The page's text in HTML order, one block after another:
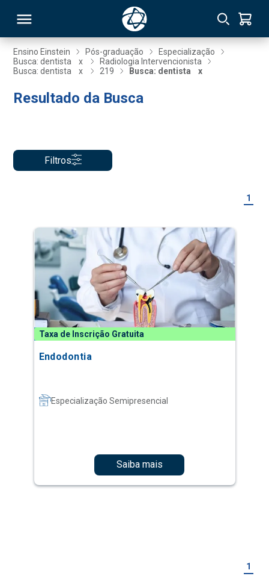
Ensino Einstein Pós-graduação
Especialização
Busca: dentista
x
Radiologia Intervencionista
Busca: dentista
x 219 Busca: dentista x
Resultado da Busca
Filtros
1
Taxa de Inscrição Gratuita
Endodontia
Especialização Semipresencial
Saiba mais
1